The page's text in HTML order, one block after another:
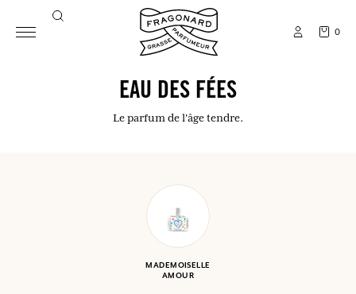
0
EAU DES FÉES
Le parfum de l'âge tendre.
MADEMOISELLE
AMOUR